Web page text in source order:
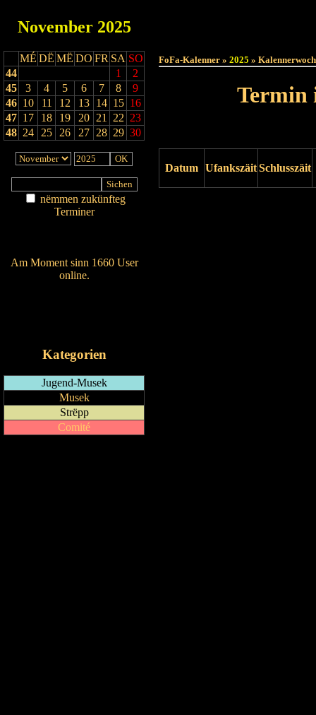
November 2025
MÉ DË MË DO FR SA SO
44
1
2
45
3 4 5 6 7 8
9
46 10 11 12 13 14 15 16
47 17 18 19 20 21 22 23
48 24 25 26 27 28 29 30
nëmmen zukünfteg
Terminer
Am Moment sinn 1660 User
online.
Kategorien
Jugend-Musek
Musek
Strëpp
Comité
FoFa-Kalenner » 2025 »
Termin
Datum UfankszäitSchlusszäit